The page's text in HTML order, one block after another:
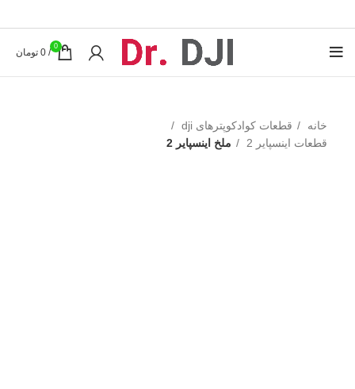
0
/
0 تومان
خانه
قطعات کوادکوپترهای dji
قطعات اینسپایر 2
ملخ اینسپایر 2